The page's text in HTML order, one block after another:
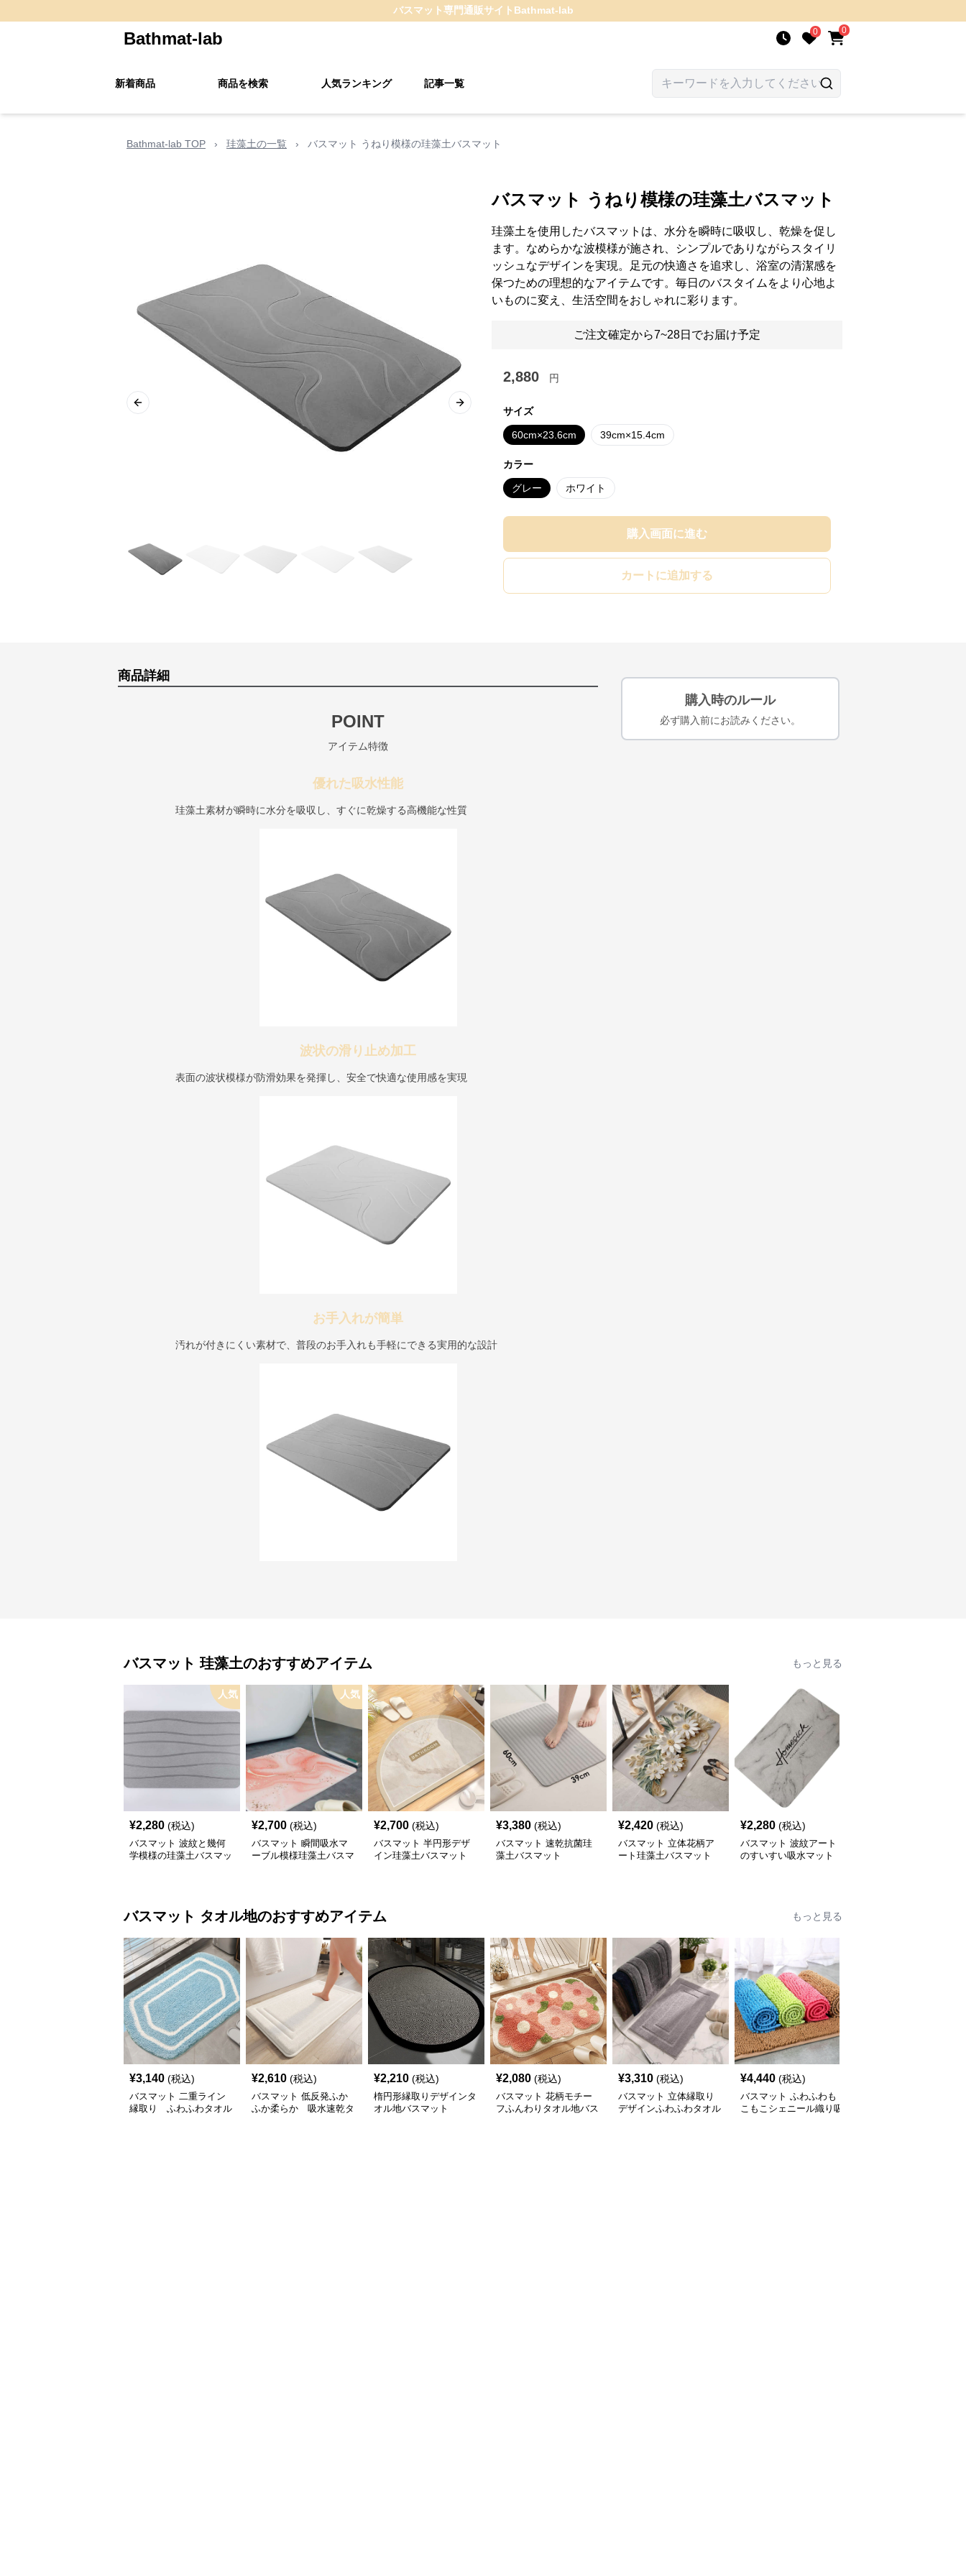
バスマット専門通販サイト Bathmat-lab
Bathmat-lab 0 0
新着商品 商品を検索 人気ランキング 記事一覧
Bathmat-lab TOP › 珪藻土の一覧 › バスマット うねり模様の珪藻土バスマット
Previous slide Next slide
バスマット うねり模様の珪藻土バスマット
珪藻土を使用したバスマットは、水分を瞬時に吸収し、乾燥を促し
ます。なめらかな波模様が施され、シンプルでありながらスタイリ
ッシュなデザインを実現。足元の快適さを追求し、浴室の清潔感を
保つための理想的なアイテムです。毎日のバスタイムをより心地よ
いものに変え、生活空間をおしゃれに彩ります。
ご注文確定から7~28日でお届け予定
2,880 円
サイズ
60cm×23.6cm 39cm×15.4cm
カラー
グレー ホワイト
購入画面に進む
カートに追加する
商品詳細
POINT
アイテム特徴
優れた吸水性能
珪藻土素材が瞬時に水分を吸収し、すぐに乾燥する高機能な性質
波状の滑り止め加工
表面の波状模様が防滑効果を発揮し、安全で快適な使用感を実現
お手入れが簡単
汚れが付きにくい素材で、普段のお手入れも手軽にできる実用的な設計
購入時のルール
必ず購入前にお読みください。
バスマット 珪藻土のおすすめアイテム もっと見る
人気
¥2,280 (税込)
バスマット 波紋と幾何
学模様の珪藻土バスマッ
人気
¥2,700 (税込)
バスマット 瞬間吸水マ
ーブル模様珪藻土バスマ
¥2,700 (税込)
バスマット 半円形デザ
イン珪藻土バスマット
¥3,380 (税込)
バスマット 速乾抗菌珪
藻土バスマット
¥2,420 (税込)
バスマット 立体花柄ア
ート珪藻土バスマット
¥2,280 (税込)
バスマット 波紋アート
のすいすい吸水マット
バスマット タオル地のおすすめアイテム もっと見る
¥3,140 (税込)
バスマット 二重ライン
縁取り ふわふわタオル
¥2,610 (税込)
バスマット 低反発ふか
ふか柔らか 吸水速乾タ
¥2,210 (税込)
楕円形縁取りデザインタ
オル地バスマット
¥2,080 (税込)
バスマット 花柄モチー
フふんわりタオル地バス
¥3,310 (税込)
バスマット 立体縁取り
デザインふわふわタオル
¥4,440 (税込)
バスマット ふわふわも
こもこシェニール織り吸